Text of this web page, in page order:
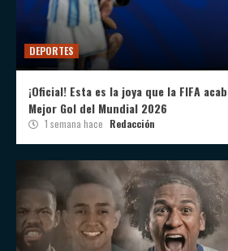
DEPORTES
¡Oficial! Esta es la joya que la FIFA
Mejor Gol del Mundial 2026
1 semana hace Redacción